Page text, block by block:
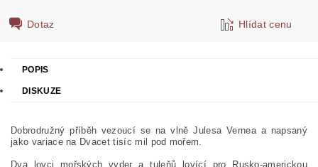
Dotaz Hlídat cenu
POPIS
DISKUZE
Dobrodružný příběh vezoucí se na vlně Julesa Vernea a napsaný
jako variace na Dvacet tisíc mil pod mořem.
Dva lovci mořských vyder a tuleňů lovící pro Rusko-americkou